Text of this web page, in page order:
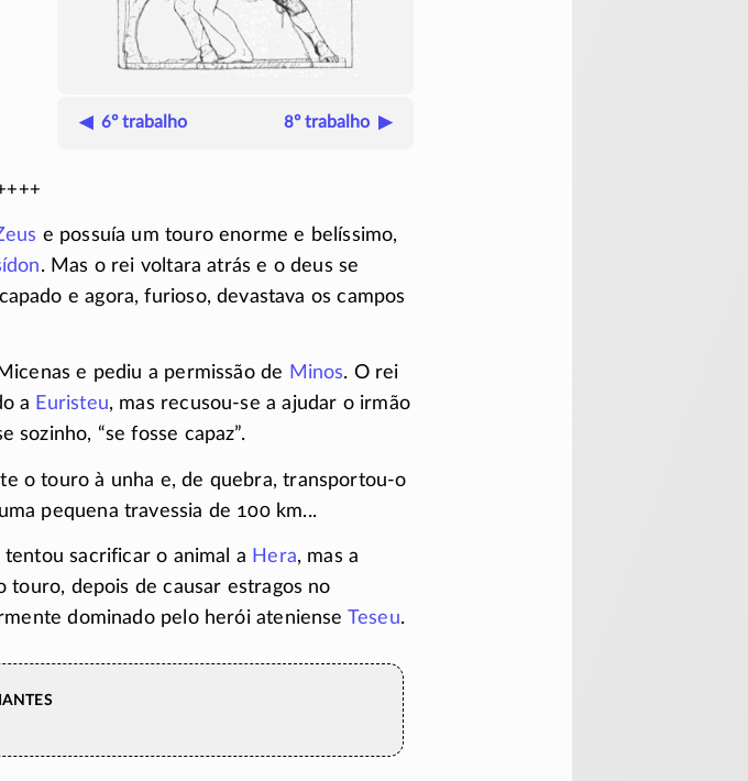
◀ 6º trabalho 8º trabalho ▶
e possuía um touro enorme e belíssimo,
. Mas o rei voltara atrás e o deus se
e agora, furioso, devastava os campos
e pediu a permissão de Minos. O rei
a Euristeu, mas recusou-se a ajudar o irmão
sozinho, “se fosse capaz”.
o touro à unha e, de quebra,transportou-o
pequena travessia de 100 km...
tentou sacrificar o animal a Hera, mas a
touro, depois de causar estragos no
dominado pelo herói ateniense Teseu.